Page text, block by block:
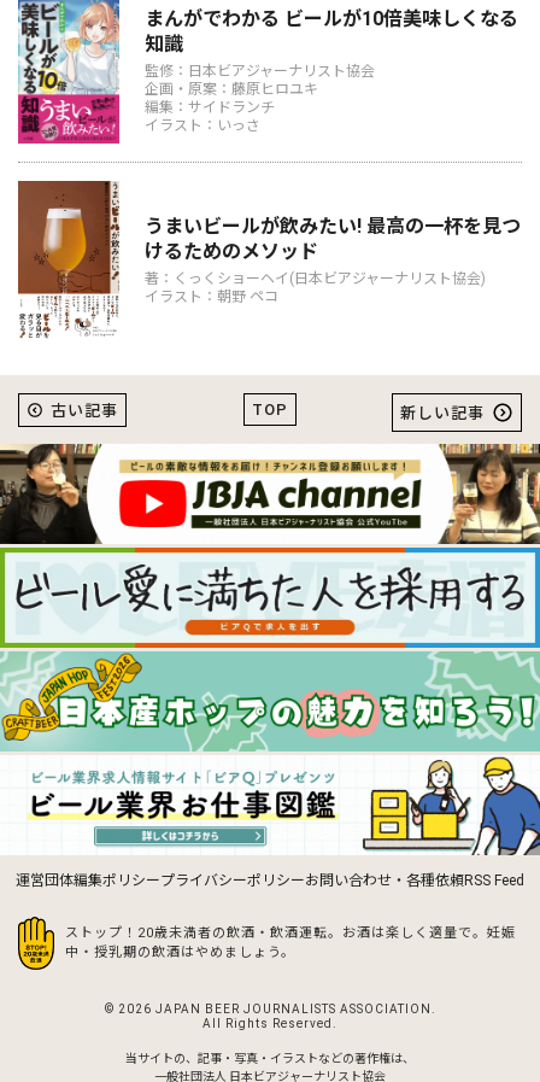
まんがでわかる ビールが10倍美味しくなる
知識
監修：日本ビアジャーナリスト協会
企画・原案：藤原ヒロユキ
編集：サイドランチ
イラスト：いっさ
うまいビールが飲みたい! 最高の一杯を見つ
けるためのメソッド
著：くっくショーヘイ(日本ビアジャーナリスト協会)
イラスト：朝野 ペコ
TOP
古い記事 新しい記事
運営団体編集ポリシープライバシーポリシーお問い合わせ・各種依頼RSS Feed
ストップ！20歳未満者の飲酒・飲酒運転。お酒は楽しく適量で。 妊娠
中・授乳期の飲酒はやめましょう。
© 2026 JAPAN BEER JOURNALISTS ASSOCIATION.
All Rights Reserved.
当サイトの、記事・写真・イラストなどの著作権は、
一般社団法人 日本ビアジャーナリスト協会